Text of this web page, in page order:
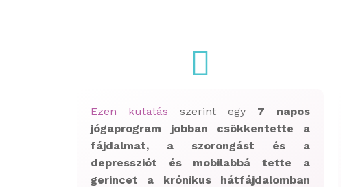
Ezen kutatás szerint egy 7 napos
jógaprogram jobban csökkentette a
fájdalmat, a szorongást és a
depressziót és mobilabbá tette a
gerincet a krónikus hátfájdalomban